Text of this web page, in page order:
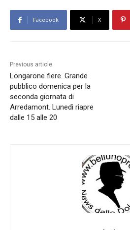
Facebook X
Previous article
Longarone fiere. Grande
pubblico domenica per la
seconda giornata di
Arredamont. Lunedì riapre
dalle 15 alle 20